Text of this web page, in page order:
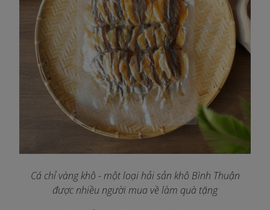
Cá chỉ vàng khô - một loại hải sản khô Bình Thuận
được nhiều người mua về làm quà tặng